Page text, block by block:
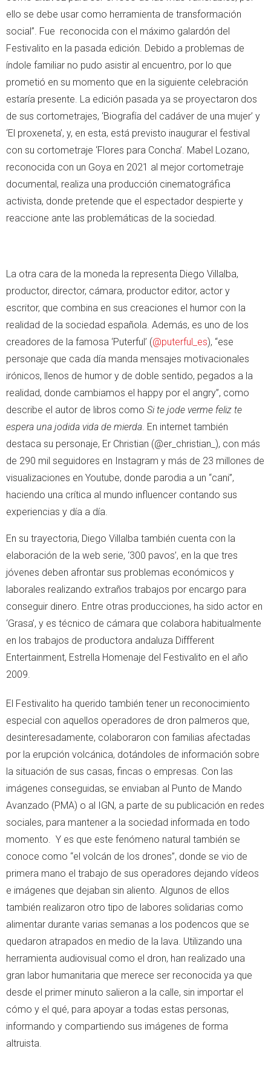
ello se debe usar como herramienta de transformación
social”. Fue reconocida con el máximo galardón del
Festivalito en la pasada edición. Debido a problemas de
índole familiar no pudo asistir al encuentro, por lo que
prometió en su momento que en la siguiente celebración
estaría presente. La edición pasada ya se proyectaron dos
de sus cortometrajes, ‘Biografía del cadáver de una mujer’ y
‘El proxeneta’, y, en esta, está previsto inaugurar el festival
con su cortometraje ‘Flores para Concha’. Mabel Lozano,
reconocida con un Goya en 2021 al mejor cortometraje
documental, realiza una producción cinematográfica
activista, donde pretende que el espectador despierte y
reaccione ante las problemáticas de la sociedad.
La otra cara de la moneda la representa Diego Villalba,
productor, director, cámara, productor editor, actor y
escritor, que combina en sus creaciones el humor con la
realidad de la sociedad española. Además, es uno de los
creadores de la famosa ‘Puterful’ (@puterful_es), “ese
personaje que cada día manda mensajes motivacionales
irónicos, llenos de humor y de doble sentido, pegados a la
realidad, donde cambiamos el happy por el angry”, como
describe el autor de libros como Si te jode verme feliz te
espera una jodida vida de mierda . En internet también
destaca su personaje, Er Christian (@er_christian_), con más
de 290 mil seguidores en Instagram y más de 23 millones de
visualizaciones en Youtube, donde parodia a un “cani”,
haciendo una crítica al mundo influencer contando sus
experiencias y día a día.
En su trayectoria, Diego Villalba también cuenta con la
elaboración de la web serie, ‘300 pavos’, en la que tres
jóvenes deben afrontar sus problemas económicos y
laborales realizando extraños trabajos por encargo para
conseguir dinero. Entre otras producciones, ha sido actor en
‘Grasa’, y es técnico de cámara que colabora habitualmente
en los trabajos de productora andaluza Diffferent
Entertainment, Estrella Homenaje del Festivalito en el año
2009.
El Festivalito ha querido también tener un reconocimiento
especial con aquellos operadores de dron palmeros que,
desinteresadamente, colaboraron con familias afectadas
por la erupción volcánica, dotándoles de información sobre
la situación de sus casas, fincas o empresas. Con las
imágenes conseguidas, se enviaban al Punto de Mando
Avanzado (PMA) o al IGN, a parte de su publicación en redes
sociales, para mantener a la sociedad informada en todo
momento. Y es que este fenómeno natural también se
conoce como “el volcán de los drones”, donde se vio de
primera mano el trabajo de sus operadores dejando vídeos
e imágenes que dejaban sin aliento. Algunos de ellos
también realizaron otro tipo de labores solidarias como
alimentar durante varias semanas a los podencos que se
quedaron atrapados en medio de la lava. Utilizando una
herramienta audiovisual como el dron, han realizado una
gran labor humanitaria que merece ser reconocida ya que
desde el primer minuto salieron a la calle, sin importar el
cómo y el qué, para apoyar a todas estas personas,
informando y compartiendo sus imágenes de forma
altruista.